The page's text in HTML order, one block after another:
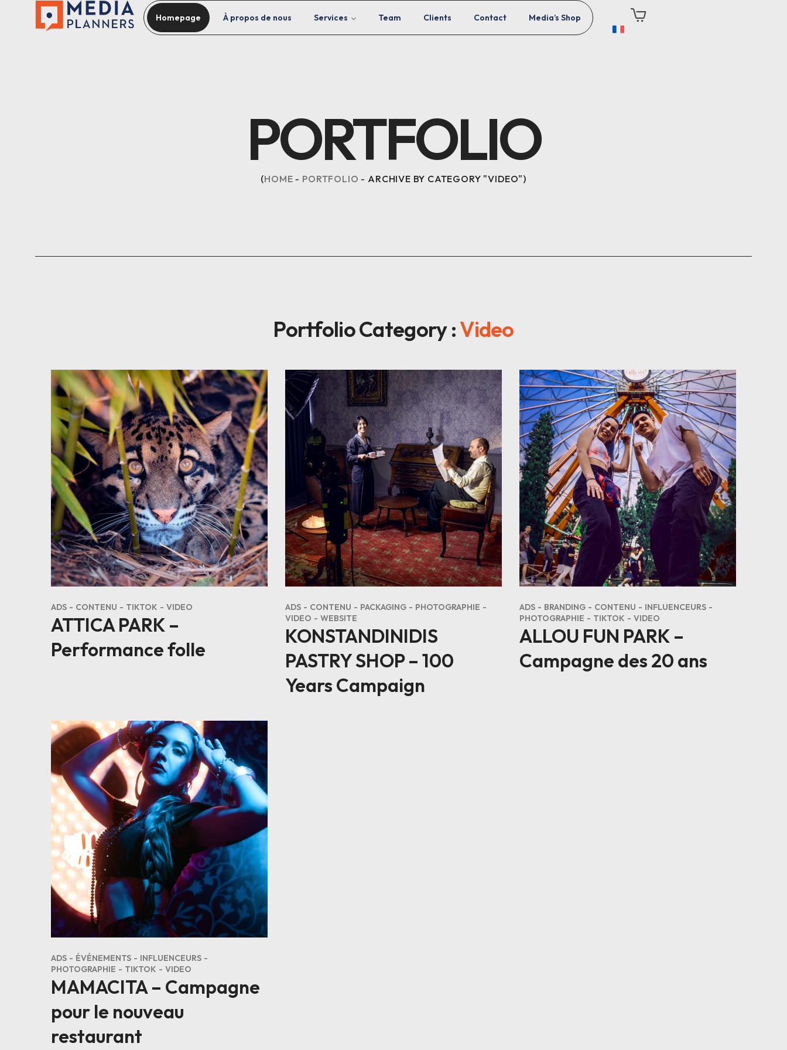
Homepage À propos de nous Services Team Clients Contact Media’s Shop
PORTFOLIO
HOME PORTFOLIO ARCHIVE BY CATEGORY "VIDEO"
Portfolio Category :Video
ADS CONTENU TIKTOK VIDEO
ATTICA PARK –
Performance folle
ADS CONTENU PACKAGING
PHOTOGRAPHIE
VIDEO
WEBSITE
KONSTANDINIDIS
PASTRY SHOP – 100
Years Campaign
ADS BRANDING CONTENU
INFLUENCEURS
PHOTOGRAPHIE
TIKTOK VIDEO
ALLOU FUN PARK –
Campagne des 20 ans
ADS ÉVÉNEMENTS
INFLUENCEURS
PHOTOGRAPHIE
TIKTOK VIDEO
MAMACITA – Campagne
pour le nouveau
restaurant